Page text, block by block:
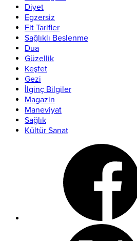
Diyet
Egzersiz
Fit Tarifler
Sağlıklı Beslenme
Dua
Güzellik
Keşfet
Gezi
İlginç Bilgiler
Magazin
Maneviyat
Sağlık
Kültür Sanat